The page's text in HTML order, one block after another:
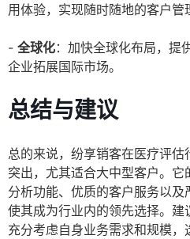
用体验，实现随时随地的客户管
- 全球化：加快全球化布局，提
企业拓展国际市场。
总结与建议
总的来说，纷享销客在医疗评
突出，尤其适合大中型客户。
分析功能、优质的客户服务以及
使其成为行业内的领先选择。建
充分考虑自身业务需求和规模